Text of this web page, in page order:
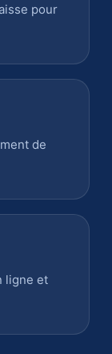
pour
de
ligne et